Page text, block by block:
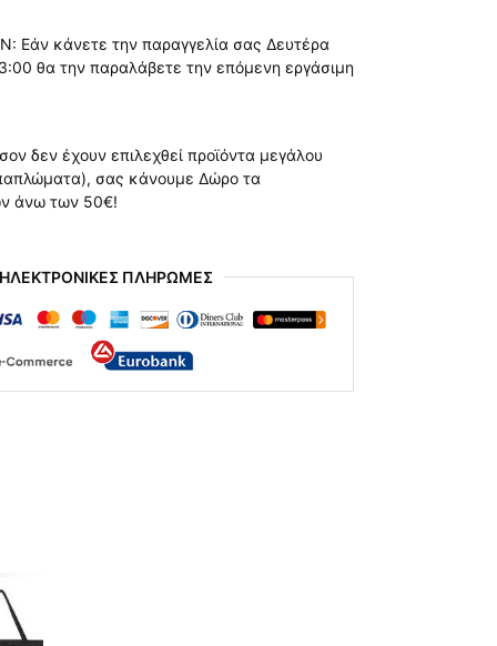
Εάν κάνετε την παραγγελία σας Δευτέρα
θα την παραλάβετε την επόμενη εργάσιμη
δεν έχουν επιλεχθεί προϊόντα μεγάλου
σας κάνουμε Δώρο τα
άνω των 50€!
ΠΛΗΡΩΜΕΣ